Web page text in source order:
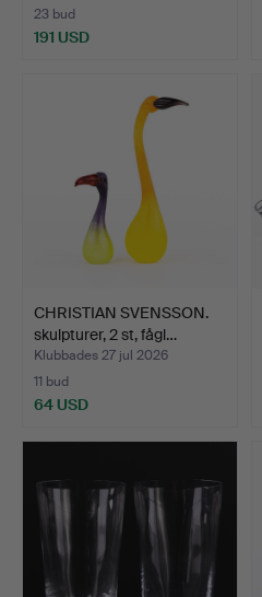
23 bud
191 USD
CHRISTIAN SVENSSON.
skulpturer, 2 st, fågl…
Klubbades 27 jul 2026
11 bud
64 USD